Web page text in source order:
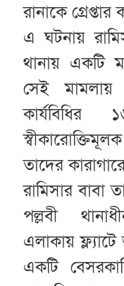
রানাকে গ্রেপ্তার
এ ঘটনায়
থানায় একটি
সেই মামলায়
তাদের
রামিসার বাবা
পল্লবী
এলাকায়
একটি